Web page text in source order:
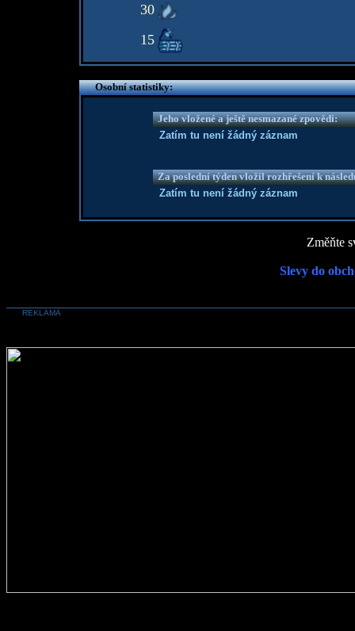
30
15
Osobní statistiky:
Jeho vložené a ještě nesmazané zpovědi:
Zatím tu není žádný záznam
Za poslední týden vložil rozhřešení k
Zatím tu není žádný záznam
Změňte
Slevy do
REKLAMA